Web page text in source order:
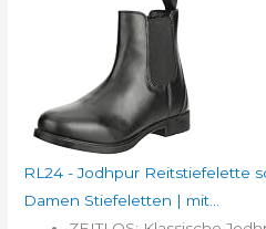
RL24 - Jodhpur Reitstiefelette
Damen Stiefeletten | mit...